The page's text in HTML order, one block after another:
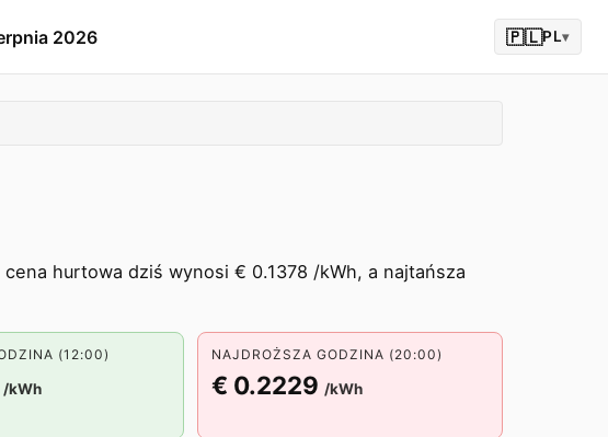
2026 🇵🇱PL▾
hurtowa dziś wynosi € 0.1378 /kWh, a najtańsza
(12:00)
/kWh
NAJDROŻSZA GODZINA (20:00)
€ 0.2229 /kWh